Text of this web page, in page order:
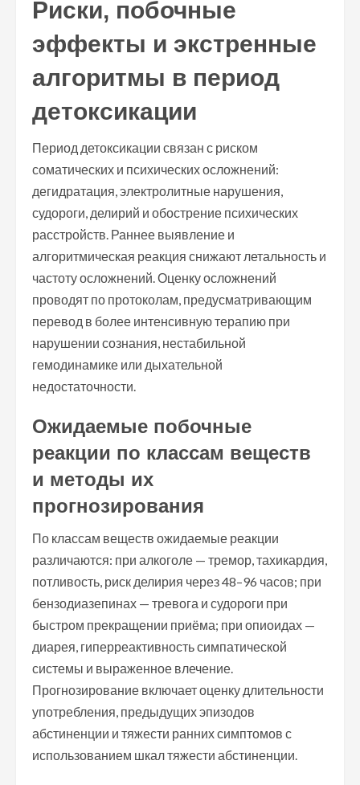
Риски, побочные
эффекты и экстренные
алгоритмы в период
детоксикации
Период детоксикации связан с риском
соматических и психических осложнений:
дегидратация, электролитные нарушения,
судороги, делирий и обострение психических
расстройств. Раннее выявление и
алгоритмическая реакция снижают летальность и
частоту осложнений. Оценку осложнений
проводят по протоколам, предусматривающим
перевод в более интенсивную терапию при
нарушении сознания, нестабильной
гемодинамике или дыхательной
недостаточности.
Ожидаемые побочные
реакции по классам веществ
и методы их
прогнозирования
По классам веществ ожидаемые реакции
различаются: при алкоголе — тремор, тахикардия,
потливость, риск делирия через 48–96 часов; при
бензодиазепинах — тревога и судороги при
быстром прекращении приёма; при опиоидах —
диарея, гиперреактивность симпатической
системы и выраженное влечение.
Прогнозирование включает оценку длительности
употребления, предыдущих эпизодов
абстиненции и тяжести ранних симптомов с
использованием шкал тяжести абстиненции.